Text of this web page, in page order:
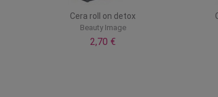
Cera roll on detox
Beauty Image
2,70 €